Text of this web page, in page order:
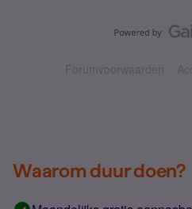
Forumvoorwaarden
Waarom duur doen?